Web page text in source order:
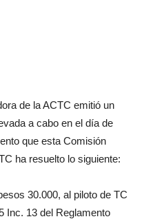
de la ACTC emitió un
a cabo en el día de
que esta Comisión
ha resuelto lo siguiente:
30.000, al piloto de TC
Inc. 13 del Reglamento